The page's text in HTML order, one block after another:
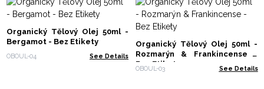
Organický Tělový Olej 50ml -
Bergamot - Bez Etikety
OBOUL-04 See Details
Organický Tělový Olej 50ml -
Rozmarýn & Frankincense -
Bez Etikety
OBOUL-03 See Details